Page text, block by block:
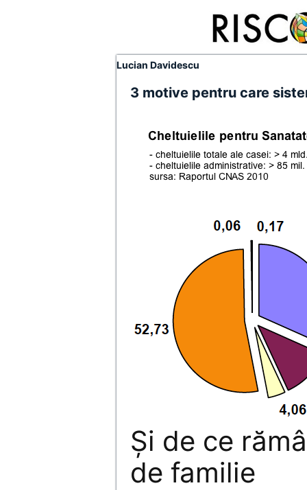
Lucian Davidescu
3 motive pentru care
Și de ce
de familie